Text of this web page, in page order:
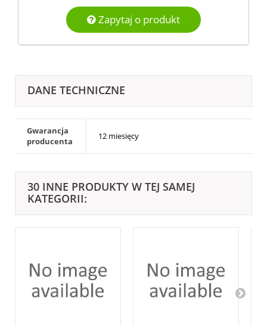
Zapytaj o produkt
DANE TECHNICZNE
Gwarancja
producenta
12 miesięcy
30 INNE PRODUKTY W TEJ SAMEJ
KATEGORII: